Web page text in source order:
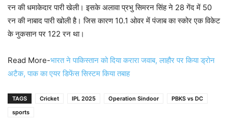
रन की धमाकेदार पारी खेली। इसके अलावा प्रभु सिमरन सिंह ने 28 गेंद में 50
रन की नाबाद पारी खोली है। जिस कारण 10.1 ओवर में पंजाब का स्कोर एक विकेट
के नुकसान पर 122 रन था।
Read More-भारत ने पाकिस्तान को दिया करारा जवाब, लाहौर पर किया ड्रोन
अटैक, पाक का एयर डिफेंस सिस्टम किया तबाह
TAGS Cricket IPL 2025 Operation Sindoor
PBKS vs DC
sports